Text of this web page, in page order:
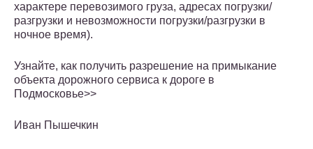
характере перевозимого груза, адресах погрузки/
разгрузки и невозможности погрузки/разгрузки в
ночное время).
Узнайте, как получить разрешение на примыкание
объекта дорожного сервиса к дороге в
Подмосковье>>
Иван Пышечкин